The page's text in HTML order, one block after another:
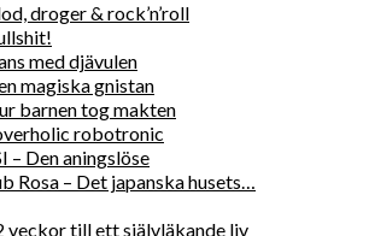
droger & rock’n’roll
med djävulen
magiska gnistan
barnen tog makten
robotronic
– Den aningslöse
Rosa – Det japanska husets…
veckor till ett självläkande liv